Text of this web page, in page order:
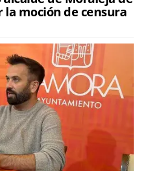
la moción de censura